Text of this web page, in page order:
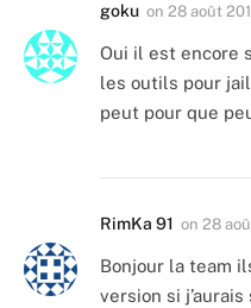
goku on 28 août
Oui il est encore
les outils pour
peut pour que
RimKa 91 on 28
Bonjour la team
version si